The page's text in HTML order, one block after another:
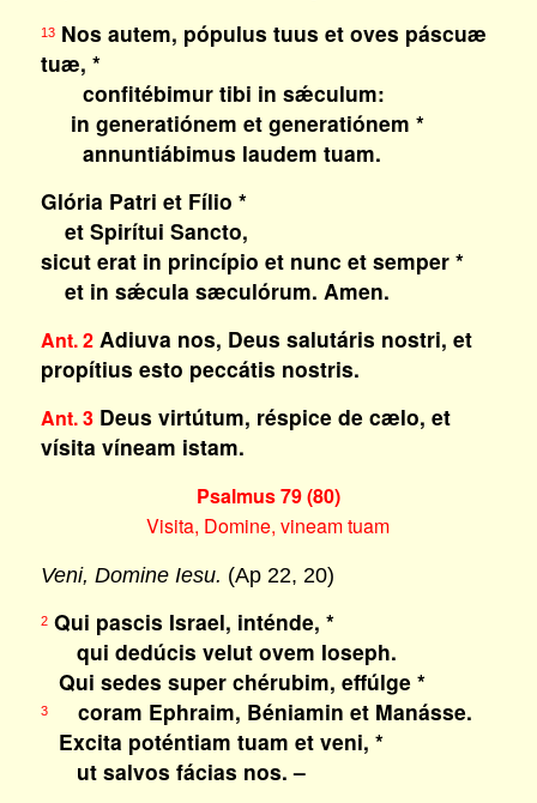
13Nos autem, pópulus tuus et oves páscuæ
tuæ, *
confitébimur tibi in sǽculum:
in generatiónem et generatiónem *
annuntiábimus laudem tuam.
Glória Patri et Fílio *
et Spirítui Sancto,
sicut erat in princípio et nunc et semper *
et in sǽcula sæculórum. Amen.
Ant. 2Adiuva nos, Deus salutáris nostri, et
propítius esto peccátis nostris.
Ant. 3Deus virtútum, réspice de cælo, et
vísita víneam istam.
Psalmus 79 (80)
Visita, Domine, vineam tuam
Veni, Domine Iesu. (Ap 22, 20)
2Qui pascis Israel, inténde, *
qui dedúcis velut ovem Ioseph.
Qui sedes super chérubim, effúlge *
3coram Ephraim, Béniamin et Manásse.
Excita poténtiam tuam et veni, *
ut salvos fácias nos. –